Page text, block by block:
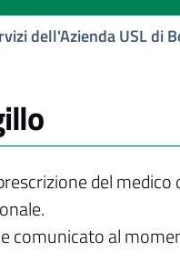
dell'Azienda USL di
del
comunicato al